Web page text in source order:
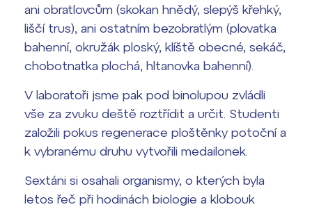
ČAG studentský
Maturitní témata
Pomoc! Mám problém!
Harmonogram školního roku
Termíny maturit
ani obratlovcům (skokan hnědý, slepýš křehký,
liščí trus), ani ostatním bezobratlým (plovatka
bahenní, okružák ploský, klíště obecné, sekáč,
chobotnatka plochá, hltanovka bahenní).
V laboratoři jsme pak pod binolupou zvládli
vše za zvuku deště roztřídit a určit. Studenti
založili pokus regenerace ploštěnky potoční a
k vybranému druhu vytvořili medailonek.
Sextáni si osahali organismy, o kterých byla
letos řeč při hodinách biologie a klobouk